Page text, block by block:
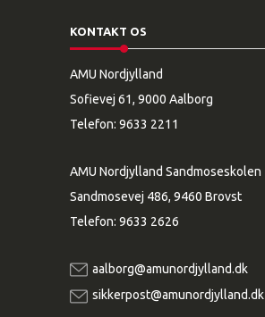
KONTAKT OS
AMU Nordjylland
Sofievej 61, 9000 Aalborg
Telefon: 9633 2211
AMU Nordjylland Sandmoseskolen
Sandmosevej 486, 9460 Brovst
Telefon: 9633 2626
aalborg@amunordjylland.dk
sikkerpost@amunordjylland.dk